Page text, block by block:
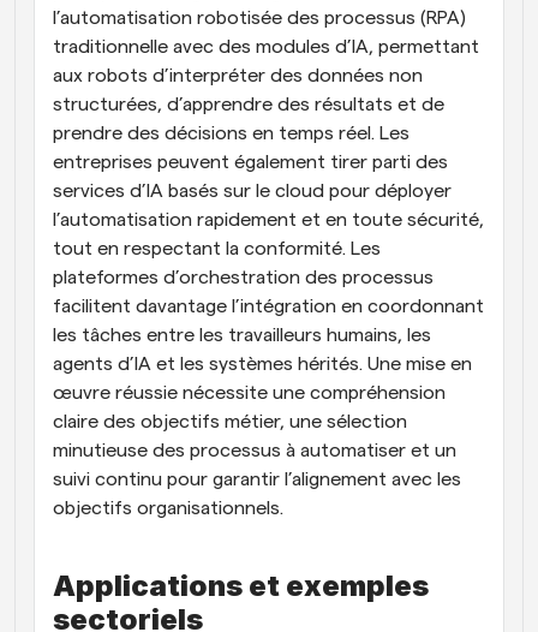
l’automatisation robotisée des processus (RPA)
traditionnelle avec des modules d’IA, permettant
aux robots d’interpréter des données non
structurées, d’apprendre des résultats et de
prendre des décisions en temps réel. Les
entreprises peuvent également tirer parti des
services d’IA basés sur le cloud pour déployer
l’automatisation rapidement et en toute sécurité,
tout en respectant la conformité. Les
plateformes d’orchestration des processus
facilitent davantage l’intégration en coordonnant
les tâches entre les travailleurs humains, les
agents d’IA et les systèmes hérités. Une mise en
œuvre réussie nécessite une compréhension
claire des objectifs métier, une sélection
minutieuse des processus à automatiser et un
suivi continu pour garantir l’alignement avec les
objectifs organisationnels.
Applications et exemples
sectoriels